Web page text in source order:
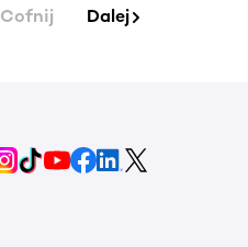
Cofnij Dalej